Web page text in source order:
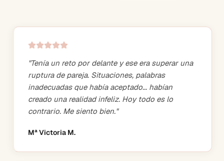
"Tenía un reto por delante y ese era superar una
ruptura de pareja. Situaciones, palabras
inadecuadas que había aceptado... habían
creado una realidad infeliz. Hoy todo es lo
contrario. Me siento bien."
Mª Victoria M.